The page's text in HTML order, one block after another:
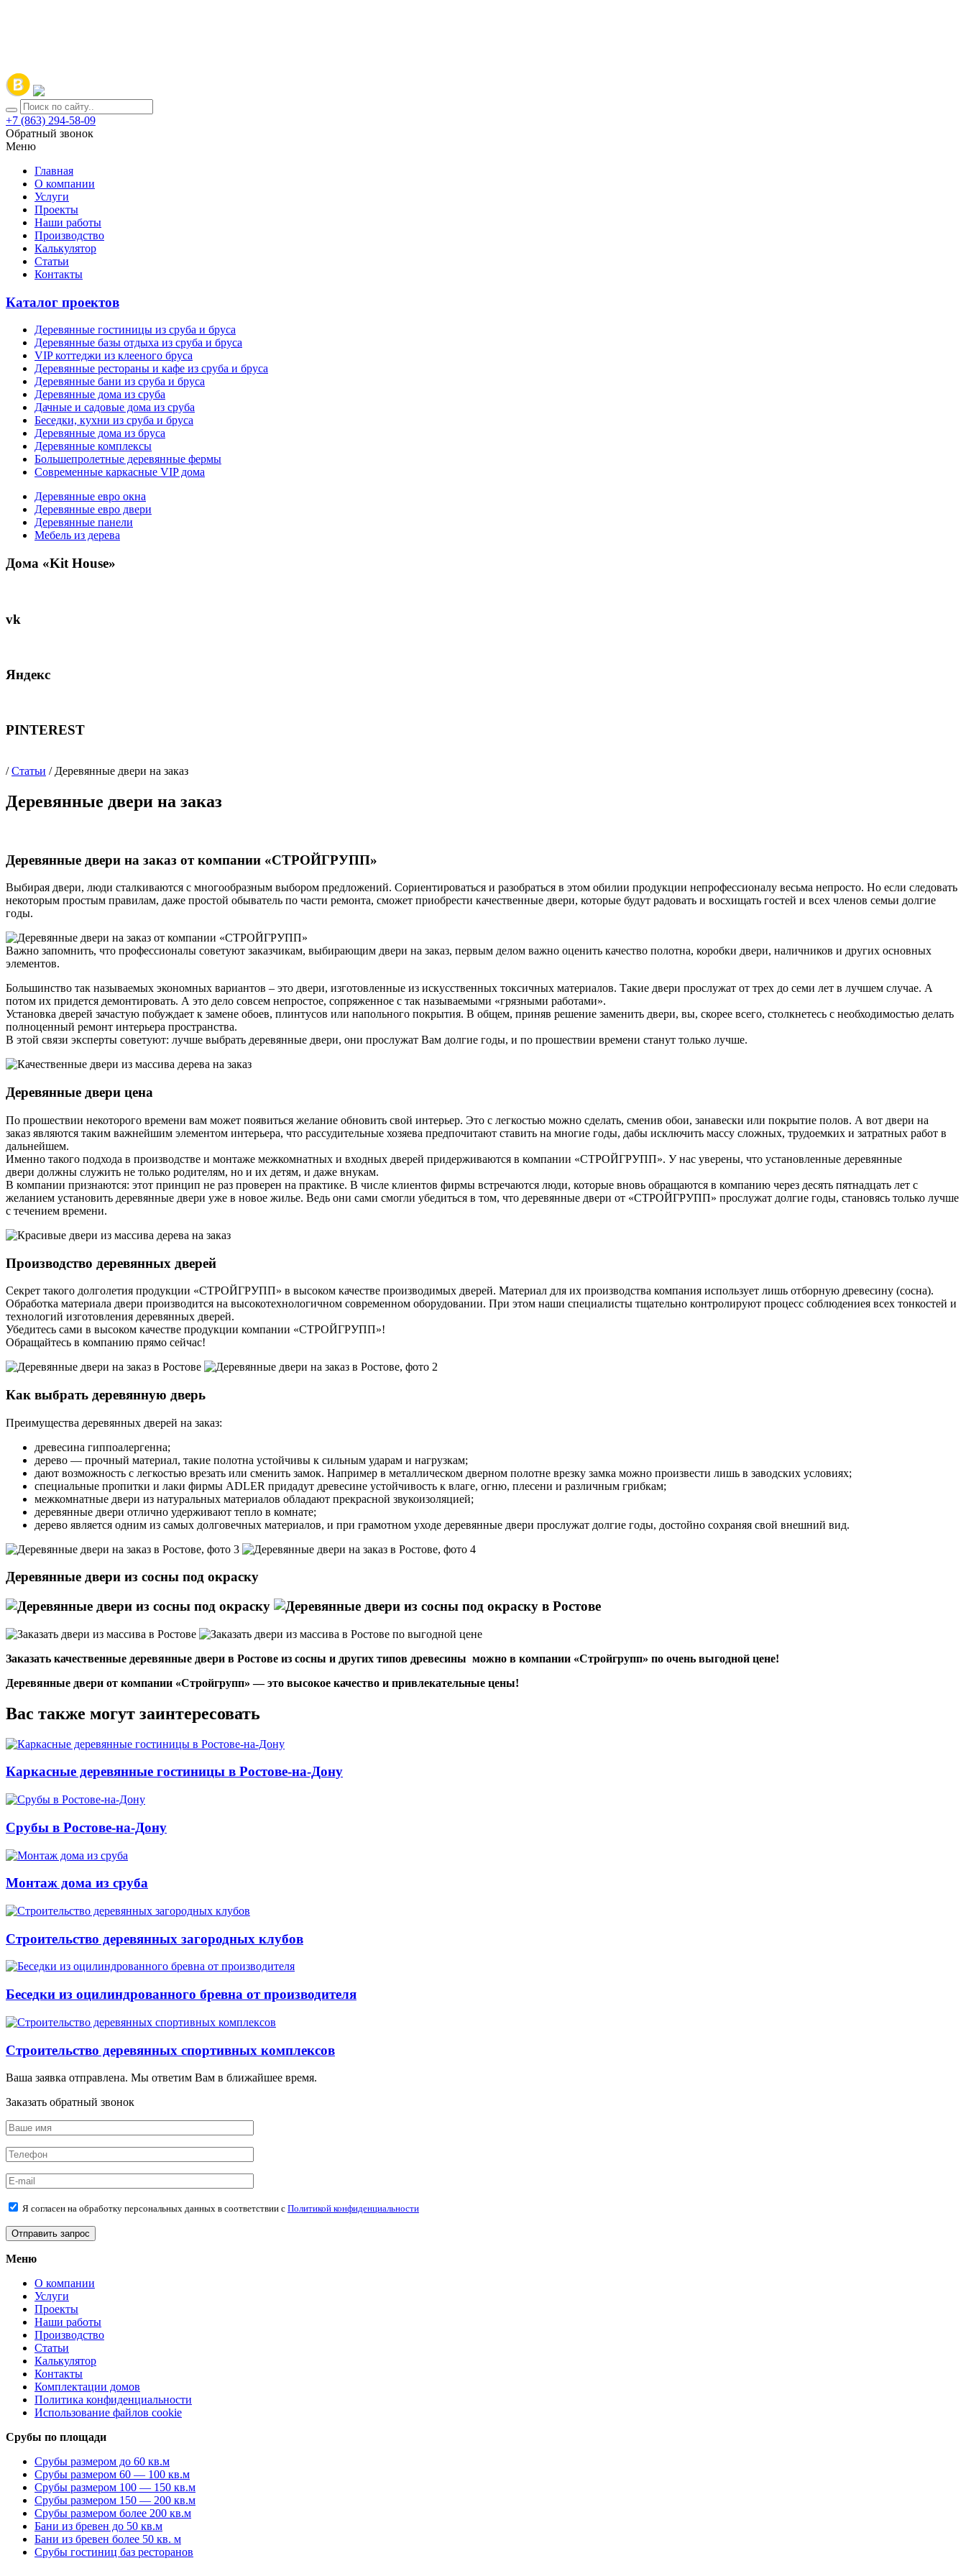
+7 (863) 294-58-09
Обратный звонок
Меню
Главная
О компании
Услуги
Проекты
Наши работы
Производство
Калькулятор
Статьи
Контакты
Каталог проектов
Деревянные гостиницы из сруба и бруса
Деревянные базы отдыха из сруба и бруса
VIP коттеджи из клееного бруса
Деревянные рестораны и кафе из сруба и бруса
Деревянные бани из сруба и бруса
Деревянные дома из сруба
Дачные и садовые дома из сруба
Беседки, кухни из сруба и бруса
Деревянные дома из бруса
Деревянные комплексы
Большепролетные деревянные фермы
Современные каркасные VIP дома
Деревянные евро окна
Деревянные евро двери
Деревянные панели
Мебель из дерева
Дома «Kit House»
vk
Яндекс
PINTEREST
/Статьи / Деревянные двери на заказ
Деревянные двери на заказ
Деревянные двери на заказ от компании «СТРОЙГРУПП»
Выбирая двери, люди сталкиваются с многообразным выбором предложений. Сориентироваться и разобраться в этом обилии продукции непрофессионалу весьма непросто. Но если следовать
некоторым простым правилам, даже простой обыватель по части ремонта, сможет приобрести качественные двери, которые будут радовать и восхищать гостей и всех членов семьи долгие
годы.
Важно запомнить, что профессионалы советуют заказчикам, выбирающим двери на заказ, первым делом важно оценить качество полотна, коробки двери, наличников и других основных
элементов.
Большинство так называемых экономных вариантов – это двери, изготовленные из искусственных токсичных материалов. Такие двери прослужат от трех до семи лет в лучшем случае. А
потом их придется демонтировать. А это дело совсем непростое, сопряженное с так называемыми «грязными работами».
Установка дверей зачастую побуждает к замене обоев, плинтусов или напольного покрытия. В общем, приняв решение заменить двери, вы, скорее всего, столкнетесь с необходимостью делать
полноценный ремонт интерьера пространства.
В этой связи эксперты советуют: лучше выбрать деревянные двери, они прослужат Вам долгие годы, и по прошествии времени станут только лучше.
Деревянные двери цена
По прошествии некоторого времени вам может появиться желание обновить свой интерьер. Это с легкостью можно сделать, сменив обои, занавески или покрытие полов. А вот двери на
заказ являются таким важнейшим элементом интерьера, что рассудительные хозяева предпочитают ставить на многие годы, дабы исключить массу сложных, трудоемких и затратных работ в
дальнейшем.
Именно такого подхода в производстве и монтаже межкомнатных и входных дверей придерживаются в компании «СТРОЙГРУПП». У нас уверены, что установленные деревянные
двери должны служить не только родителям, но и их детям, и даже внукам.
В компании признаются: этот принцип не раз проверен на практике. В числе клиентов фирмы встречаются люди, которые вновь обращаются в компанию через десять пятнадцать лет с
желанием установить деревянные двери уже в новое жилье. Ведь они сами смогли убедиться в том, что деревянные двери от «СТРОЙГРУПП» прослужат долгие годы, становясь только лучше
с течением времени.
Производство деревянных дверей
Секрет такого долголетия продукции «СТРОЙГРУПП» в высоком качестве производимых дверей. Материал для их производства компания использует лишь отборную древесину (сосна).
Обработка материала двери производится на высокотехнологичном современном оборудовании. При этом наши специалисты тщательно контролируют процесс соблюдениея всех тонкостей и
технологий изготовления деревянных дверей.
Убедитесь сами в высоком качестве продукции компании «СТРОЙГРУПП»!
Обращайтесь в компанию прямо сейчас!
Как выбрать деревянную дверь
Преимущества деревянных дверей на заказ:
древесина гиппоалергенна;
дерево — прочный материал, такие полотна устойчивы к сильным ударам и нагрузкам;
дают возможность с легкостью врезать или сменить замок. Например в металлическом дверном полотне врезку замка можно произвести лишь в заводских условиях;
специальные пропитки и лаки фирмы ADLER придадут древесине устойчивость к влаге, огню, плесени и различным грибкам;
межкомнатные двери из натуральных материалов обладают прекрасной звукоизоляцией;
деревянные двери отлично удерживают тепло в комнате;
дерево является одним из самых долговечных материалов, и при грамотном уходе деревянные двери прослужат долгие годы, достойно сохраняя свой внешний вид.
Деревянные двери из сосны под окраску
Заказать качественные деревянные двери в Ростове из сосны и других типов древесины можно в компании «Стройгрупп» по очень выгодной цене!
Деревянные двери от компании «Стройгрупп» — это высокое качество и привлекательные цены!
Вас также могут заинтересовать
Каркасные деревянные гостиницы в Ростове-на-Дону
Срубы в Ростове-на-Дону
Монтаж дома из сруба
Строительство деревянных загородных клубов
Беседки из оцилиндрованного бревна от производителя
Строительство деревянных спортивных комплексов
Ваша заявка отправлена. Мы ответим Вам в ближайшее время.
Заказать обратный звонок
Я согласен на обработку персональных данных в соответствии с Политикой конфиденциальности
Меню
О компании
Услуги
Проекты
Наши работы
Производство
Статьи
Калькулятор
Контакты
Комплектации домов
Политика конфиденциальности
Использование файлов cookie
Срубы по площади
Срубы размером до 60 кв.м
Срубы размером 60 — 100 кв.м
Срубы размером 100 — 150 кв.м
Срубы размером 150 — 200 кв.м
Срубы размером более 200 кв.м
Бани из бревен до 50 кв.м
Бани из бревен более 50 кв. м
Срубы гостиниц баз ресторанов